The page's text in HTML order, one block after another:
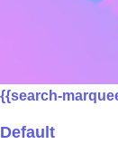
{{search-
Default